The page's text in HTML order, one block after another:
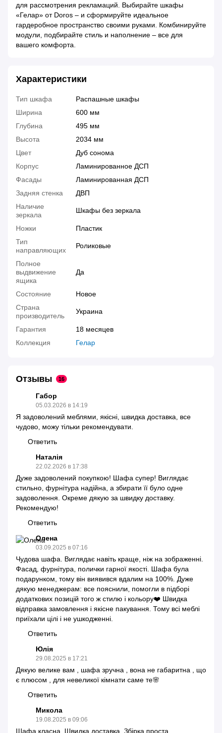
для рассмотрения рекламаций. Выбирайте шкафы
«Гелар» от Doros – и сформируйте идеальное
гардеробное пространство своими руками. Комбинируйте
модули, подбирайте стиль и наполнение – все для
вашего комфорта.
Характеристики
Тип шкафа
Распашные шкафы
Ширина
600 мм
Глубина
495 мм
Высота
2034 мм
Цвет
Дуб сонома
Корпус
Ламинированное ДСП
Фасады
Ламинированная ДСП
Задняя стенка
ДВП
Наличие
зеркала
Шкафы без зеркала
Ножки
Пластик
Тип
направляющих
Роликовые
Полное
выдвижение
ящика
Да
Состояние
Новое
Страна
производитель
Украина
Гарантия
18 месяцев
Коллекция
Гелар
Отзывы 16
Габор
05.03.2026 в 14:19
Я задоволений меблями, якісні, швидка доставка, все
чудово, можу тільки рекомендувати.
Ответить
Наталія
22.02.2026 в 17:38
Дуже задоволений покупкою! Шафа супер! Виглядає
стильно, фурнітура надійна, а збирати її було одне
задоволення. Окреме дякую за швидку доставку.
Рекомендую!
Ответить
Олена
03.09.2025 в 07:16
Чудова шафа. Виглядає навіть краще, ніж на зображенні.
Фасад, фурнітура, полички гарної якості. Шафа була
подарунком, тому він виявився вдалим на 100%. Дуже
дякую менеджерам: все пояснили, помогли в підборі
додаткових позицій того ж стилю і кольору❤️ Швидка
відправка замовлення і якісне пакування. Тому всі меблі
приїхали цілі і не ушкодженні.
Ответить
Юлія
29.08.2025 в 17:21
Дякую велике вам , шафа зручна , вона не габаритна , що
є плюсом , для невеликої кімнати саме те🌸
Ответить
Микола
19.08.2025 в 09:06
Шафа класна. Швидка доставка. Збірка проста.